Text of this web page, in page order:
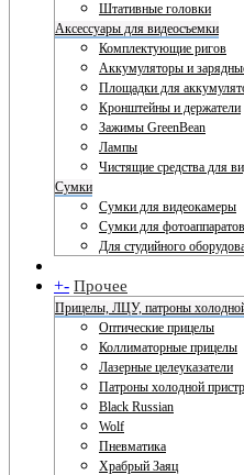
Штативные головки
Аксессуары для видеосъемки
Комплектующие ригов
Аккумуляторы и
Площадки для
Кронштейны и держатели
Зажимы GreenBean
Лампы
Чистящие средства для
Сумки
Сумки для видеокамеры
Сумки для фотоаппаратов
Для студийного
+- Прочее
Прицелы, ЛЦУ, патроны
Оптические прицелы
Коллиматорные прицелы
Лазерные целеуказатели
Патроны холодной
Black Russian
Wolf
Пневматика
Храбрый Заяц